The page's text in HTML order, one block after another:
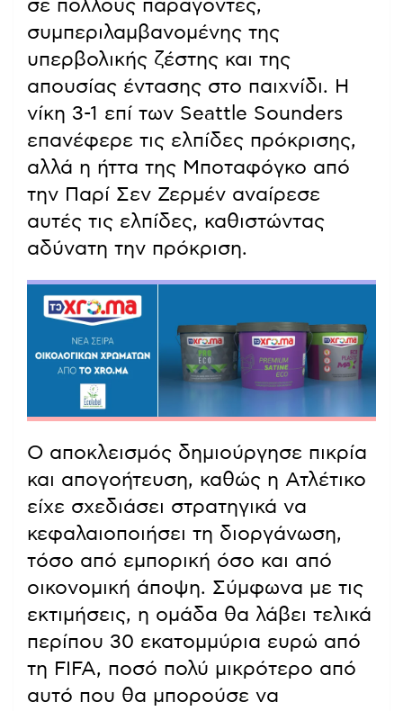
σε πολλούς παράγοντες,
συμπεριλαμβανομένης της
υπερβολικής ζέστης και της
απουσίας έντασης στο παιχνίδι. Η
νίκη 3-1 επί των Seattle Sounders
επανέφερε τις ελπίδες πρόκρισης,
αλλά η ήττα της Μποταφόγκο από
την Παρί Σεν Ζερμέν αναίρεσε
αυτές τις ελπίδες, καθιστώντας
αδύνατη την πρόκριση.
Ο αποκλεισμός δημιούργησε πικρία
και απογοήτευση, καθώς η Ατλέτικο
είχε σχεδιάσει στρατηγικά να
κεφαλαιοποιήσει τη διοργάνωση,
τόσο από εμπορική όσο και από
οικονομική άποψη. Σύμφωνα με τις
εκτιμήσεις, η ομάδα θα λάβει τελικά
περίπου 30 εκατομμύρια ευρώ από
τη FIFA, ποσό πολύ μικρότερο από
αυτό που θα μπορούσε να